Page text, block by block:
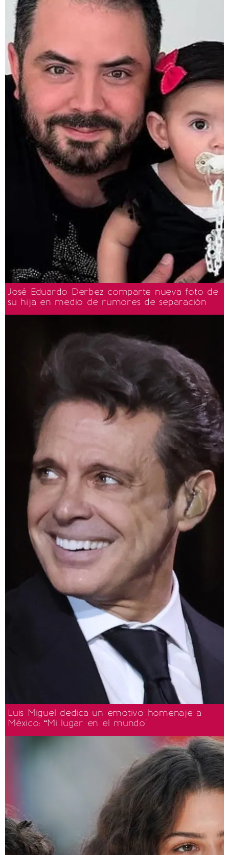
José Eduardo Derbez comparte nueva foto de
su hija en medio de rumores de separación
Luis Miguel dedica un emotivo homenaje a
México: “Mi lugar en el mundo"